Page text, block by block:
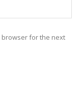
browser for the next